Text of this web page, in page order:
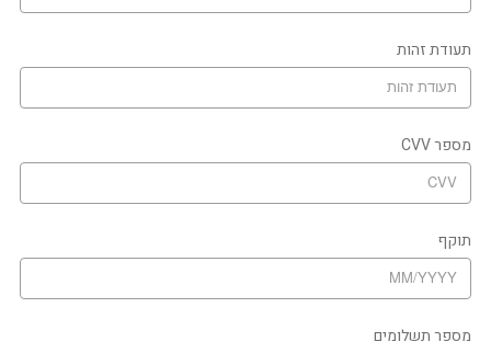
תעודת זהות
מספר CVV
תוקף
מספר תשלומים